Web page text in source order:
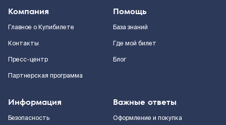
Компания
Главное о Купибилете
Контакты
Пресс-центр
Партнерская программа
Помощь
База знаний
Где мой билет
Блог
Информация
Безопасность
Важные ответы
Оформление и покупка